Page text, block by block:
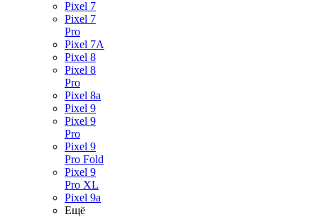
Pixel 7
Pixel 7
Pro
Pixel 7A
Pixel 8
Pixel 8
Pro
Pixel 8a
Pixel 9
Pixel 9
Pro
Pixel 9
Pro Fold
Pixel 9
Pro XL
Pixel 9a
Ещё